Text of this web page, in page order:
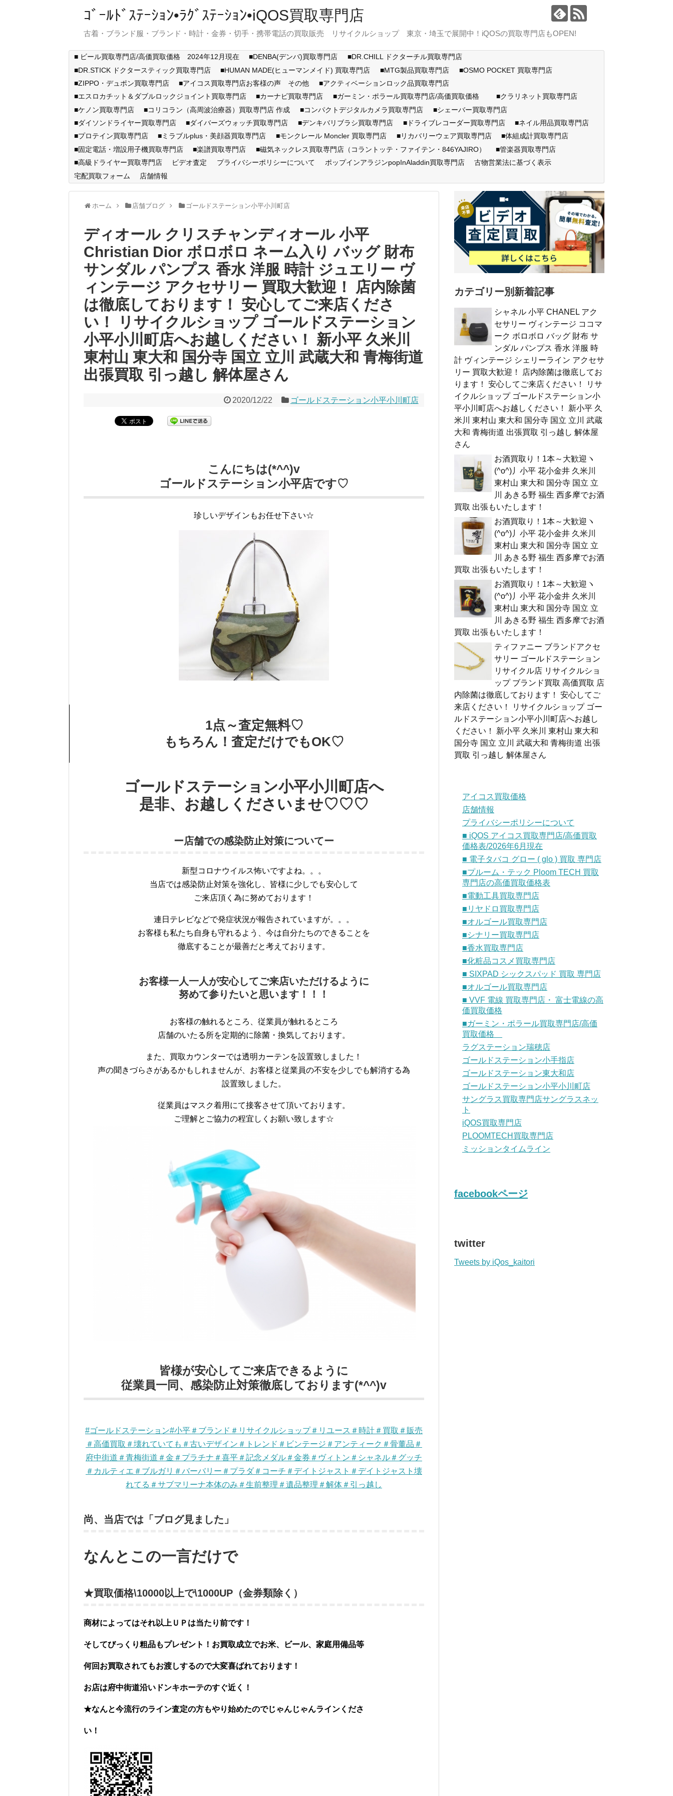
ｺﾞｰﾙﾄﾞｽﾃｰｼｮﾝ•ﾗｸﾞｽﾃｰｼｮﾝ•iQOS買取専門店
古着・ブランド服・ブランド・時計・金券・切手・携帯電話の買取販売 リサイクルショップ 東京・埼玉で展開中！iQOSの買取専門店もOPEN!
■ ビール買取専門店/高価買取価格 2024年12月現在 ■DENBA(デンバ)買取専門店
■DR.CHILL ドクターチル買取専門店
■DR.STICK ドクタースティック買取専門店
■HUMAN MADE(ヒューマンメイド) 買取専門店 ■MTG製品買取専門店
■OSMO POCKET 買取専門店
■ZIPPO・デュポン買取専門店
■アイコス買取専門店お客様の声 その他
■アクティベーションロック品買取専門店
■エスロカチット＆ダブルロックジョイント買取専門店
■カーナビ買取専門店 ■ガーミン・ポラール買取専門店/高価買取価格
■クラリネット買取専門店
■ケノン買取専門店
■コリコラン（高周波治療器）買取専門店 作成 ■コンパクトデジタルカメラ買取専門店
■シェーバー買取専門店
■ダイソンドライヤー買取専門店
■ダイバーズウォッチ買取専門店 ■デンキバリブラシ買取専門店 ■ドライブレコーダー買取専門店
■ネイル用品買取専門店
■プロテイン買取専門店
■ミラブルplus・美顔器買取専門店 ■モンクレール Moncler 買取専門店 ■リカバリーウェア買取専門店
■体組成計買取専門店
■固定電話・増設用子機買取専門店
■楽譜買取専門店 ■磁気ネックレス買取専門店（コラントッテ・ファイテン・846YAJIRO）
■管楽器買取専門店
■高級ドライヤー買取専門店
ビデオ査定 プライバシーポリシーについて ポップインアラジンpopInAladdin買取専門店
古物営業法に基づく表示
宅配買取フォーム
店舗情報
ホーム 店舗ブログ ゴールドステーション小平小川町店
ディオール クリスチャンディオール 小平
Christian Dior ボロボロ ネーム入り バッグ 財布
サンダル パンプス 香水 洋服 時計 ジュエリー ヴ
ィンテージ アクセサリー 買取大歓迎！ 店内除菌
は徹底しております！ 安心してご来店くださ
い！ リサイクルショップ ゴールドステーション
小平小川町店へお越しください！ 新小平 久米川
東村山 東大和 国分寺 国立 立川 武蔵大和 青梅街道
出張買取 引っ越し 解体屋さん
2020/12/22 ゴールドステーション小平小川町店
こんにちは(*^^)v
ゴールドステーション小平店です♡
珍しいデザインもお任せ下さい☆
1点～査定無料♡
もちろん！査定だけでもOK♡
ゴールドステーション小平小川町店へ
是非、お越しくださいませ♡♡♡
ー店舗での感染防止対策についてー
新型コロナウイルス怖いですよね。。。
当店では感染防止対策を強化し、皆様に少しでも安心して
ご来店頂く為に努めております！
連日テレビなどで発症状況が報告されていますが。。。
お客様も私たち自身も守れるよう、今は自分たちのできることを
徹底することが最善だと考えております。
お客様一人一人が安心してご来店いただけるように
努めて参りたいと思います！！！
お客様の触れるところ、従業員が触れるところ
店舗のいたる所を定期的に除菌・換気しております。
また、買取カウンターでは透明カーテンを設置致しました！
声の聞きづらさがあるかもしれませんが、お客様と従業員の不安を少しでも解消する為
設置致しました。
従業員はマスク着用にて接客させて頂いております。
ご理解とご協力の程宜しくお願い致します☆
皆様が安心してご来店できるように
従業員一同、感染防止対策徹底しております(*^^)v
#ゴールドステーション#小平＃ブランド＃リサイクルショップ＃リユース＃時計＃買取＃販売
＃高価買取＃壊れていても＃古いデザイン＃トレンド＃ビンテージ＃アンティーク＃骨董品＃
府中街道＃青梅街道＃金＃プラチナ＃喜平＃記念メダル＃金券＃ヴィトン＃シャネル＃グッチ
＃カルティエ＃ブルガリ＃バーバリー＃プラダ＃コーチ＃デイトジャスト＃デイトジャスト壊
れてる＃サブマリーナ本体のみ＃生前整理＃遺品整理＃解体＃引っ越し
尚、当店では「ブログ見ました」
なんとこの一言だけで
★買取価格\10000以上で\1000UP（金券類除く）
商材によってはそれ以上ＵＰは当たり前です！
そしてびっくり粗品もプレゼント！お買取成立でお米、ビール、家庭用備品等
何回お買取されてもお渡しするので大変喜ばれております！
お店は府中街道沿いドンキホーテのすぐ近く！
★なんと今流行のライン査定の方もやり始めたのでじゃんじゃんラインくださ
い！
カテゴリー別新着記事
シャネル 小平 CHANEL アク
セサリー ヴィンテージ ココマ
ーク ボロボロ バッグ 財布 サ
ンダル パンプス 香水 洋服 時
計 ヴィンテージ シェリーライン アクセサ
リー 買取大歓迎！ 店内除菌は徹底してお
ります！ 安心してご来店ください！ リサ
イクルショップ ゴールドステーション小
平小川町店へお越しください！ 新小平 久
米川 東村山 東大和 国分寺 国立 立川 武蔵
大和 青梅街道 出張買取 引っ越し 解体屋
さん
お酒買取り！1本～大歓迎ヽ
(^o^)丿小平 花小金井 久米川
東村山 東大和 国分寺 国立 立
川 あきる野 福生 西多摩でお酒
買取 出張もいたします！
お酒買取り！1本～大歓迎ヽ
(^o^)丿小平 花小金井 久米川
東村山 東大和 国分寺 国立 立
川 あきる野 福生 西多摩でお酒
買取 出張もいたします！
お酒買取り！1本～大歓迎ヽ
(^o^)丿小平 花小金井 久米川
東村山 東大和 国分寺 国立 立
川 あきる野 福生 西多摩でお酒
買取 出張もいたします！
ティファニー ブランドアクセ
サリー ゴールドステーション
リサイクル店 リサイクルショ
ップ ブランド買取 高価買取 店
内除菌は徹底しております！ 安心してご
来店ください！ リサイクルショップ ゴー
ルドステーション小平小川町店へお越し
ください！ 新小平 久米川 東村山 東大和
国分寺 国立 立川 武蔵大和 青梅街道 出張
買取 引っ越し 解体屋さん
アイコス買取価格
店舗情報
プライバシーポリシーについて
■ iQOS アイコス買取専門店/高価買取
価格表/2026年6月現在
■ 電子タバコ グロー ( glo ) 買取 専門店
■プルーム・テック Ploom TECH 買取
専門店の高価買取価格表
■電動工具買取専門店
■リヤドロ買取専門店
■オルゴール買取専門店
■シナリー買取専門店
■香水買取専門店
■化粧品コスメ買取専門店
■ SIXPAD シックスパッド 買取 専門店
■オルゴール買取専門店
■ VVF 電線 買取専門店・ 富士電線の高
価買取価格
■ガーミン・ポラール買取専門店/高価
買取価格
ラグステーション瑞穂店
ゴールドステーション小手指店
ゴールドステーション東大和店
ゴールドステーション小平小川町店
サングラス買取専門店サングラスネッ
ト
iQOS買取専門店
PLOOMTECH買取専門店
ミッションタイムライン
facebookページ
twitter
Tweets by iQos_kaitori